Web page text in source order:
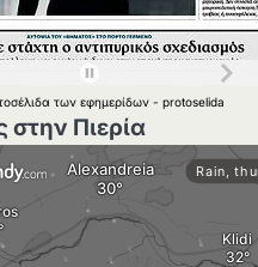
των εφημερίδων - protoselida
στην Πιερία